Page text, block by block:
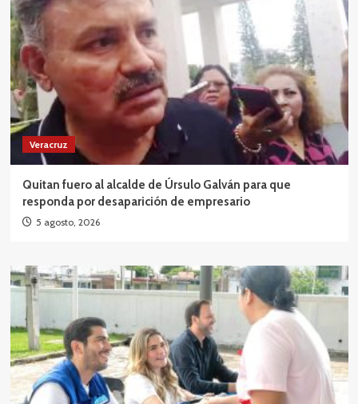
Veracruz
Quitan fuero al alcalde de Úrsulo Galván para que
responda por desaparición de empresario
5 agosto, 2026